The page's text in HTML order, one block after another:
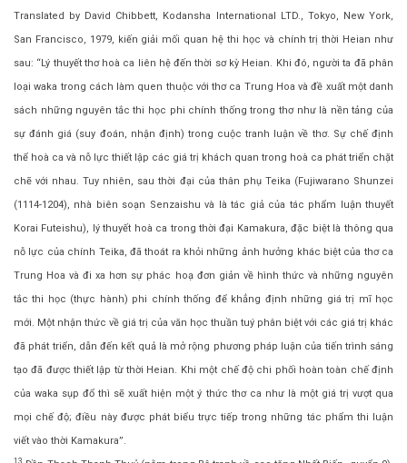
Translated by David Chibbett, Kodansha International LTD., Tokyo, New York,
San Francisco, 1979, kiến giải mối quan hệ thi học và chính trị thời Heian như
sau: “Lý thuyết thơ hoà ca liên hệ đến thời sơ kỳ Heian. Khi đó, người ta đã phân
loại waka trong cách làm quen thuộc với thơ ca Trung Hoa và đề xuất một danh
sách những nguyên tắc thi học phi chính thống trong thơ như là nền tảng của
sự đánh giá (suy đoán, nhận định) trong cuộc tranh luận về thơ. Sự chế định
thể hoà ca và nỗ lực thiết lập các giá trị khách quan trong hoà ca phát triển chặt
chẽ với nhau. Tuy nhiên, sau thời đại của thân phụ Teika (Fujiwarano Shunzei
(1114-1204), nhà biên soạn Senzaishu và là tác giả của tác phẩm luận thuyết
Korai Futeishu), lý thuyết hoà ca trong thời đại Kamakura, đặc biệt là thông qua
nỗ lực của chính Teika, đã thoát ra khỏi những ảnh hưởng khác biệt của thơ ca
Trung Hoa và đi xa hơn sự phác hoạ đơn giản về hình thức và những nguyên
tắc thi học (thực hành) phi chính thống để khẳng định những giá trị mĩ học
mới. Một nhận thức về giá trị của văn học thuần tuý phân biệt với các giá trị khác
đã phát triển, dẫn đến kết quả là mở rộng phương pháp luận của tiến trình sáng
tạo đã được thiết lập từ thời Heian. Khi một chế độ chi phối hoàn toàn chế định
của waka sụp đổ thì sẽ xuất hiện một ý thức thơ ca như là một giá trị vượt qua
mọi chế độ; điều này được phát biểu trực tiếp trong những tác phẩm thi luận
viết vào thời Kamakura”.
13